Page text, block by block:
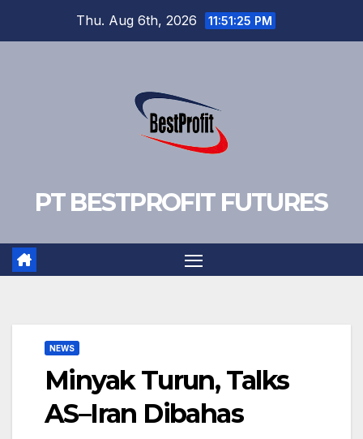
Thu. Aug 6th, 2026 11:51:26 PM
PT BESTPROFIT FUTURES
NEWS
Minyak Turun, Talks
AS–Iran Dibahas